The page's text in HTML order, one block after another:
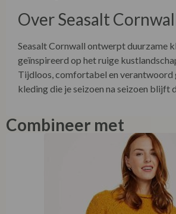
Over Seasalt
Seasalt Cornwall ontwerpt duurzame
geïnspireerd op het ruige
Tijdloos, comfortabel en
kleding die je seizoen na seizoen blijft
Combineer met